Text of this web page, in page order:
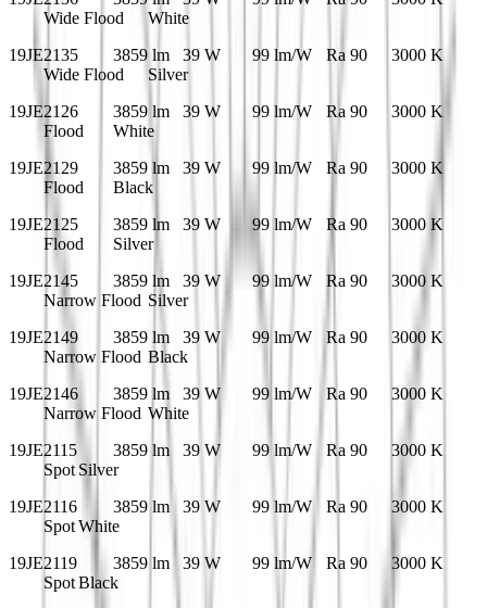
Wide Flood
White
19JE2135
3859 lm 39 W 99 lm/W Ra 90
3000 K
Wide Flood
Silver
19JE2126
3859 lm 39 W 99 lm/W Ra 90
3000 K
Flood
White
19JE2129
3859 lm 39 W 99 lm/W Ra 90
3000 K
Flood
Black
19JE2125
3859 lm 39 W 99 lm/W Ra 90
3000 K
Flood
Silver
19JE2145
3859 lm 39 W 99 lm/W Ra 90
3000 K
Narrow Flood Silver
19JE2149
3859 lm 39 W 99 lm/W Ra 90
3000 K
Narrow Flood Black
19JE2146
3859 lm 39 W 99 lm/W Ra 90
3000 K
Narrow Flood White
19JE2115
3859 lm 39 W 99 lm/W Ra 90
3000 K
Spot Silver
19JE2116
3859 lm 39 W 99 lm/W Ra 90
3000 K
SpotWhite
19JE2119
3859 lm 39 W 99 lm/W Ra 90
3000 K
SpotBlack